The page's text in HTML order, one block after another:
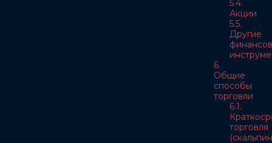
5.4.
Акции
5.5.
Другие
6.
Общие
способы
торговли
6.1.
торговля